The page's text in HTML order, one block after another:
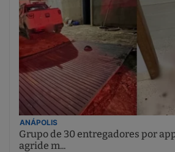
ANÁPOLIS
Grupo de 30 entregadores por
agride m...